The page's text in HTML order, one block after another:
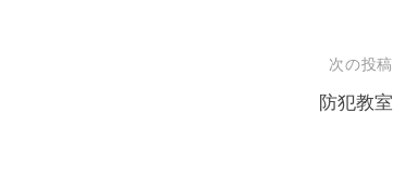
次の投稿
防犯教室